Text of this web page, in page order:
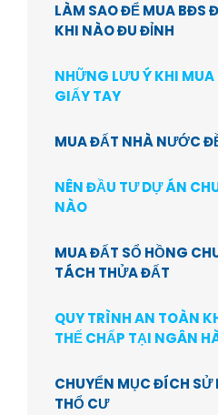
LÀM SAO ĐỂ MUA BĐS
KHI NÀO ĐU ĐỈNH
NHỮNG LƯU Ý KHI
GIẤY TAY
MUA ĐẤT NHÀ NƯỚC
NÊN ĐẦU TƯ DỰ ÁN
NÀO
MUA ĐẤT SỔ HỒNG
TÁCH THỬA ĐẤT
QUY TRÌNH AN TOÀN
THẾ CHẤP TẠI NGÂN
CHUYỂN MỤC ĐÍCH SỬ
THỔ CƯ